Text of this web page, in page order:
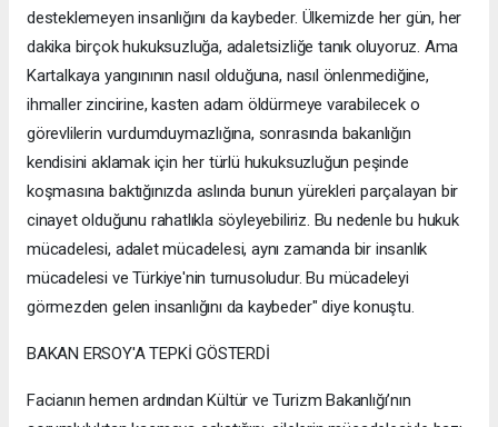
desteklemeyen insanlığını da kaybeder. Ülkemizde her gün, her
dakika birçok hukuksuzluğa, adaletsizliğe tanık oluyoruz. Ama
Kartalkaya yangınının nasıl olduğuna, nasıl önlenmediğine,
ihmaller zincirine, kasten adam öldürmeye varabilecek o
görevlilerin vurdumduymazlığına, sonrasında bakanlığın
kendisini aklamak için her türlü hukuksuzluğun peşinde
koşmasına baktığınızda aslında bunun yürekleri parçalayan bir
cinayet olduğunu rahatlıkla söyleyebiliriz. Bu nedenle bu hukuk
mücadelesi, adalet mücadelesi, aynı zamanda bir insanlık
mücadelesi ve Türkiye'nin turnusoludur. Bu mücadeleyi
görmezden gelen insanlığını da kaybeder" diye konuştu.
BAKAN ERSOY'A TEPKİ GÖSTERDİ
Facianın hemen ardından Kültür ve Turizm Bakanlığı’nın